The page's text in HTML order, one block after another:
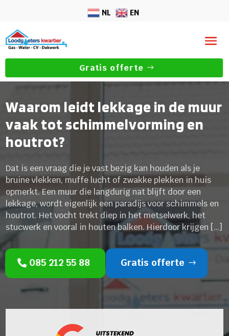
NL EN
Gratis offerte
Waarom leidt lekkage in de muur
vaak tot schimmelvorming en
houtrot?
Dat is een vraag die je vast bezig kan houden als je
bruine vlekken, muffe lucht of zwakke plekken in huis
opmerkt. Een muur die langdurig nat blijft door een
lekkage, wordt eigenlijk een paradijs voor schimmels en
houtrot. Het vocht trekt diep in het metselwerk, het
stucwerk en vooral in houten balken. Hierdoor krijgen […]
085 212 55 88 Gratis offerte